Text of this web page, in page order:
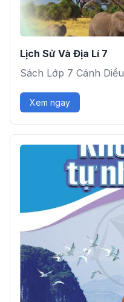
Lịch Sử Và Địa Lí 7
Sách Lớp 7 Cánh Diều
Xem ngay